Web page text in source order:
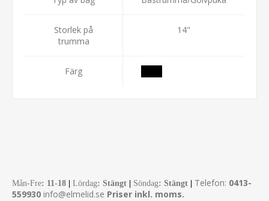
Storlek på
trumma
14"
Färg
Mån-Fre: 11-18 Lördag: Stängt Söndag: Stängt Telefon: 0413-
559930 info@elmelid.se Priser inkl. moms.